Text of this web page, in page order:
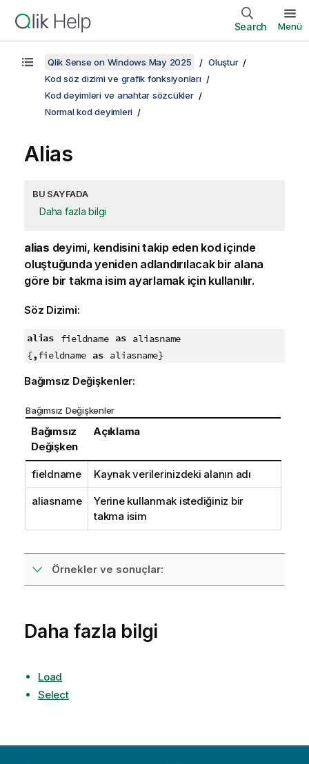
Search Menü
Qlik Sense on Windows May 2025
Oluştur
Kod söz dizimi ve grafik fonksiyonları
Kod deyimleri ve anahtar sözcükler
Normal kod deyimleri
Alias
BU SAYFADA
Daha fazla bilgi
alias deyimi, kendisini takip eden kod içinde
oluştuğunda yeniden adlandırılacak bir alana
göre bir takma isim ayarlamak için kullanılır.
Söz Dizimi:
alias fieldname as aliasname
{,fieldname as aliasname}
Bağımsız Değişkenler:
Bağımsız Değişkenler
Bağımsız
Değişken
Açıklama
fieldname Kaynak verilerinizdeki alanın adı
aliasname
Yerine kullanmak istediğiniz bir
takma isim
Örnekler ve sonuçlar:
Daha fazla bilgi
Load
Select